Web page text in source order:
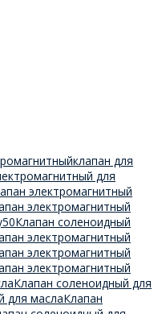
клапан для
для
электромагнитный
электромагнитный
Клапан соленоидный
электромагнитный
электромагнитный
электромагнитный
Клапан соленоидный для
для маслаКлапан